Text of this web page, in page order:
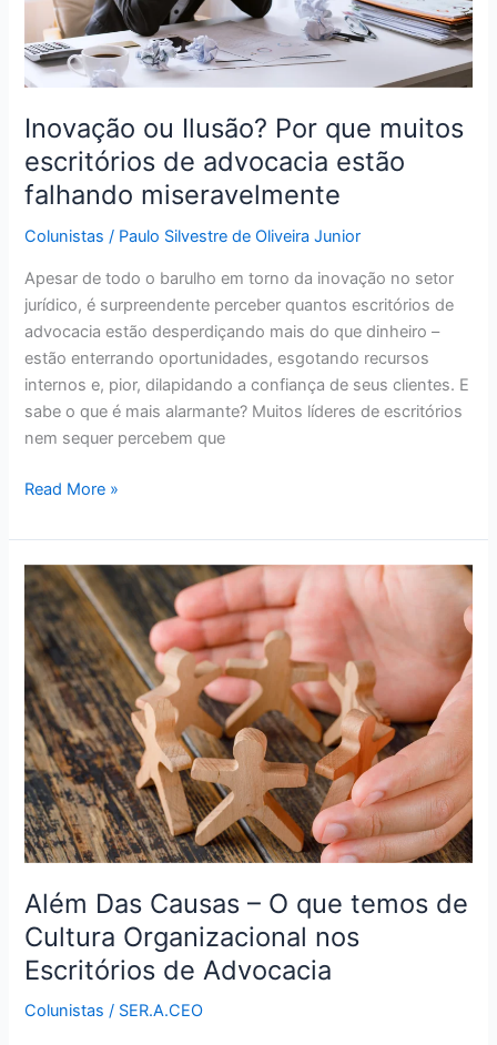
Inovação ou Ilusão? Por que muitos
escritórios de advocacia estão
falhando miseravelmente
Colunistas / Paulo Silvestre de Oliveira Junior
Apesar de todo o barulho em torno da inovação no setor
jurídico, é surpreendente perceber quantos escritórios de
advocacia estão desperdiçando mais do que dinheiro –
estão enterrando oportunidades, esgotando recursos
internos e, pior, dilapidando a confiança de seus clientes. E
sabe o que é mais alarmante? Muitos líderes de escritórios
nem sequer percebem que
advocacia
estão
falhando
Read More »
Além Das Causas – O que temos de
Cultura Organizacional nos
Escritórios de Advocacia
Colunistas / SER.A.CEO
Além
Das
Causas
O
que
temos
de
Cultura
Organizacional
nos
Escritórios
de
Advocacia